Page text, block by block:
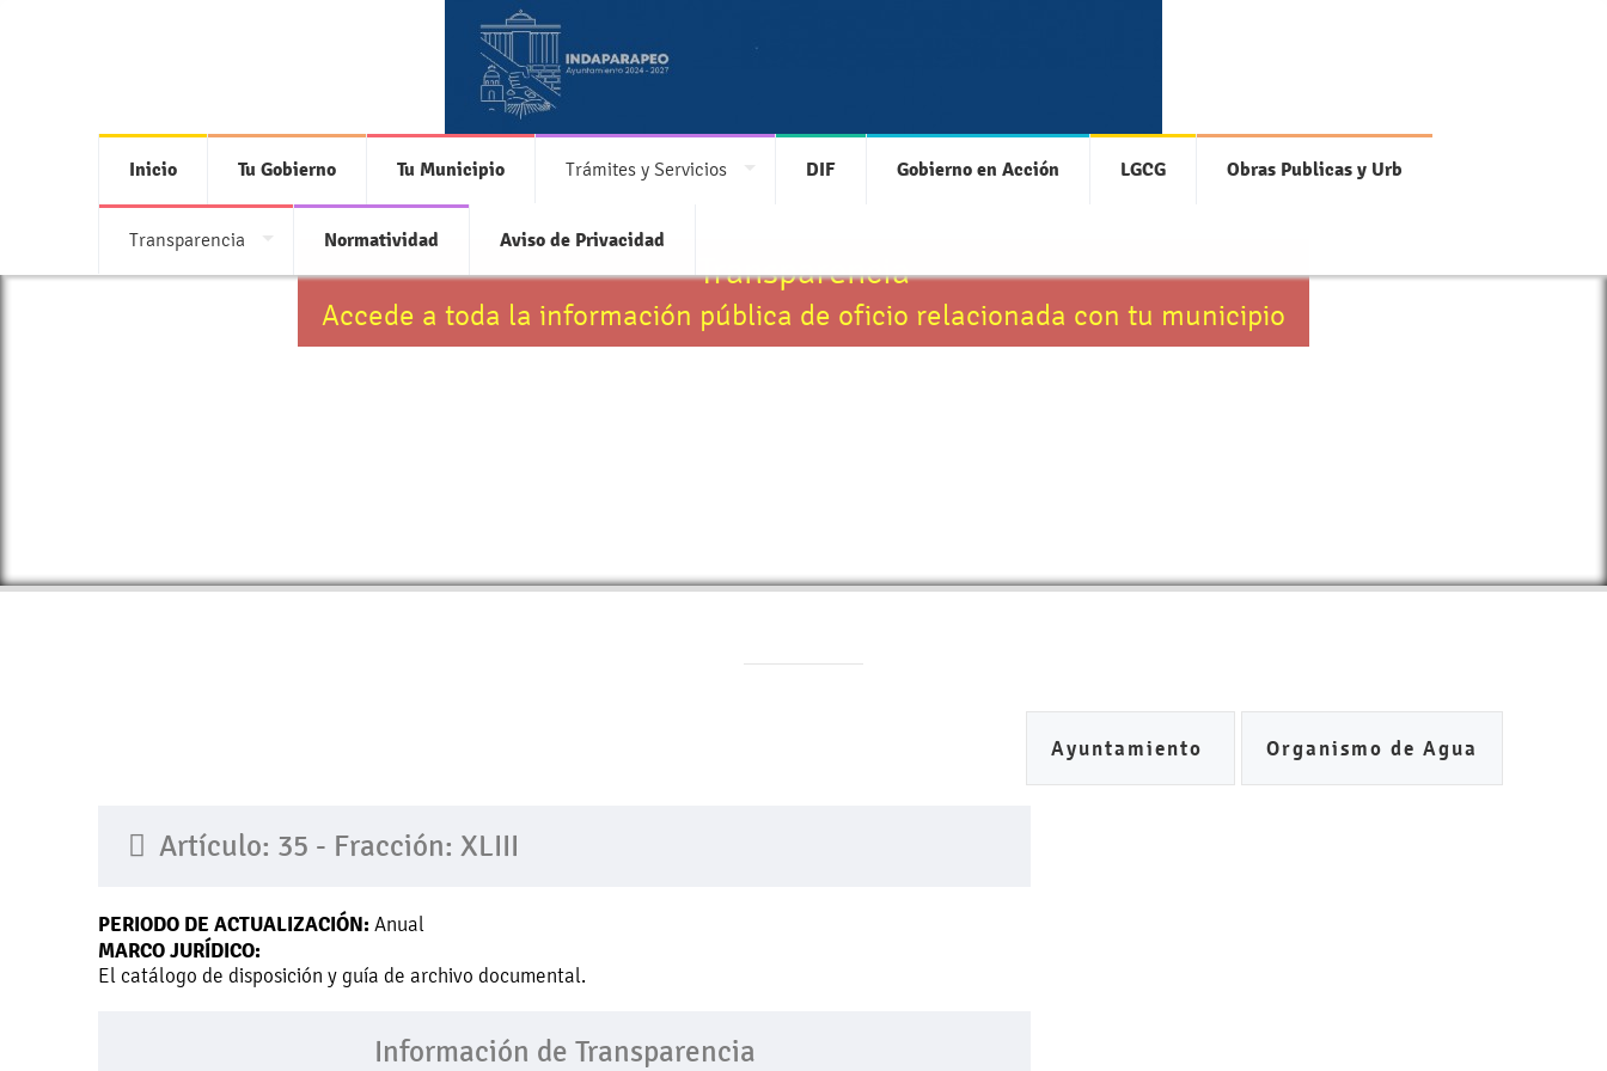
Inicio Tu Gobierno Tu Municipio Trámites y Servicios DIF Gobierno en Acción LGCG Obras Publicas y Urb
Transparencia Normatividad Aviso de Privacidad
Transparencia
Accede a toda la información pública de oficio relacionada con tu municipio
Ayuntamiento Organismo de Agua
Artículo: 35 - Fracción: XLIII
PERIODO DE ACTUALIZACIÓN: Anual
MARCO JURÍDICO:
El catálogo de disposición y guía de archivo documental.
Información de Transparencia